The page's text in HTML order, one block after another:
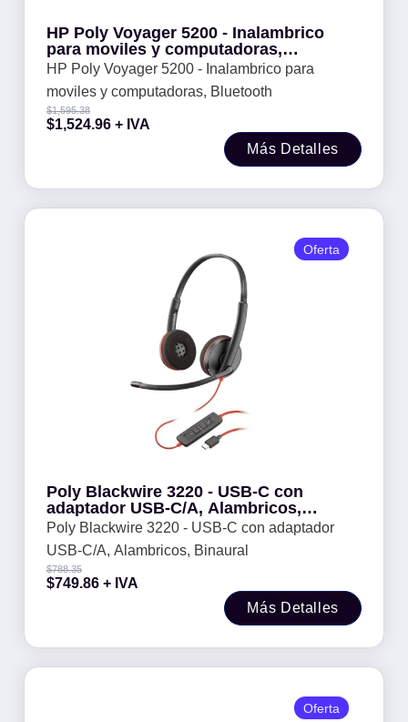
HP Poly Voyager 5200 - Inalambrico
para moviles y computadoras,
Bluetooth
HP Poly Voyager 5200 - Inalambrico para
moviles y computadoras, Bluetooth
$1,595.38
$1,524.96 + IVA
Más Detalles
Poly Blackwire 3220 - USB-C con
adaptador USB-C/A, Alambricos,
Binaural
Poly Blackwire 3220 - USB-C con adaptador
USB-C/A, Alambricos, Binaural
$788.35
$749.86 + IVA
Más Detalles
Oferta
Oferta